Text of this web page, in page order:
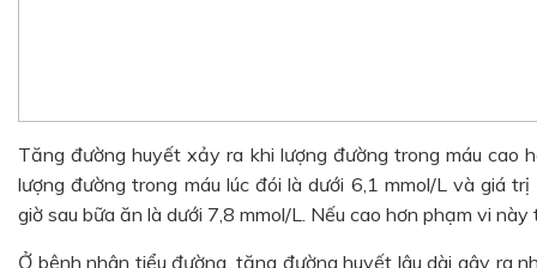
Tăng đường huyết xảy ra khi lượng đường trong máu cao
lượng đường trong máu lúc đói là dưới 6,1 mmol/L và giá
giờ sau bữa ăn là dưới 7,8 mmol/L. Nếu cao hơn phạm vi
Ở bệnh nhân tiểu đường, tăng đường huyết lâu dài gây ra